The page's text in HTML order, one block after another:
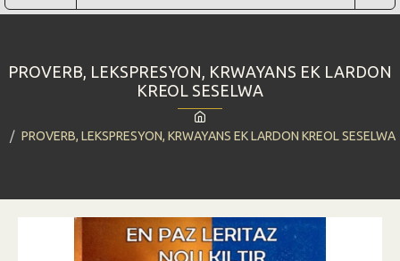
PROVERB, LEKSPRESYON, KRWAYANS EK LARDON KREOL SESELWA
PROVERB, LEKSPRESYON, KRWAYANS EK LARDON
KREOL SESELWA